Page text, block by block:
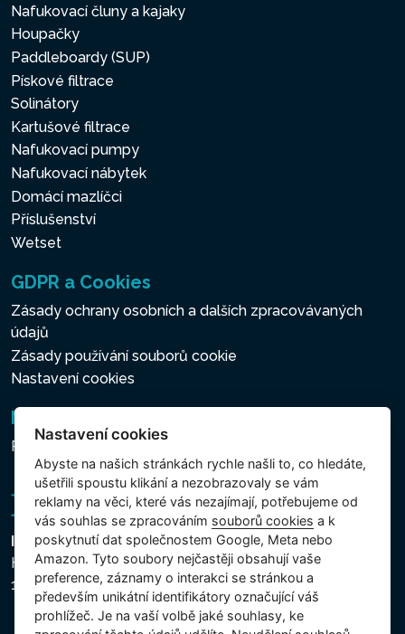
Nafukovací čluny a kajaky
Houpačky
Paddleboardy (SUP)
Pískové filtrace
Solinátory
Kartušové filtrace
Nafukovací pumpy
Nafukovací nábytek
Domácí mazlíčci
Příslušenství
Wetset
GDPR a Cookies
Zásady ochrany osobních a dalších zpracovávaných
údajů
Zásady používání souborů cookie
Nastavení cookies
Newsletter
Přihlášení k odběru novinek
Intex Trading, s.r.o.
Hradecká 2526/3
130 00 Praha 3 - Česká republika
Nastavení cookies
Abyste na našich stránkách rychle našli to, co hledáte,
ušetřili spoustu klikání a nezobrazovaly se vám
reklamy na věci, které vás nezajímají, potřebujeme od
vás souhlas se zpracováním souborů cookies a k
poskytnutí dat společnostem Google, Meta nebo
Amazon. Tyto soubory nejčastěji obsahují vaše
preference, záznamy o interakci se stránkou a
především unikátní identifikátory označující váš
prohlížeč. Je na vaší volbě jaké souhlasy, ke